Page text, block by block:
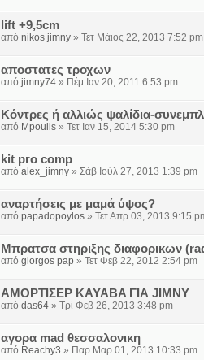
lift +9,5cm
από nikos jimny » Τετ Μάιος 22, 2013 7:52 pm
αποστατες τροχων
από jimny74 » Πέμ Ιαν 20, 2011 6:53 pm
Κόντρες ή αλλιώς ψαλίδια-
από Mpoulis » Τετ Ιαν 15, 2014 5:30 pm
kit pro comp
από alex_jimny » Σάβ Ιούλ 27, 2013 1:39 pm
αναρτήσεις με μαμά ύψος?
από papadopoylos » Τετ Απρ 03, 2013 9:15
Μπρατσα στηριξης διαφορικων
από giorgos pap » Τετ Φεβ 22, 2012 2:54 pm
ΑΜΟΡΤΙΣΕΡ KAYABA ΓΙΑ JIMNY
από das64 » Τρί Φεβ 26, 2013 3:48 pm
αγορα mad θεσσαλονικη
από Reachy3 » Παρ Μαρ 01, 2013 10:33 pm